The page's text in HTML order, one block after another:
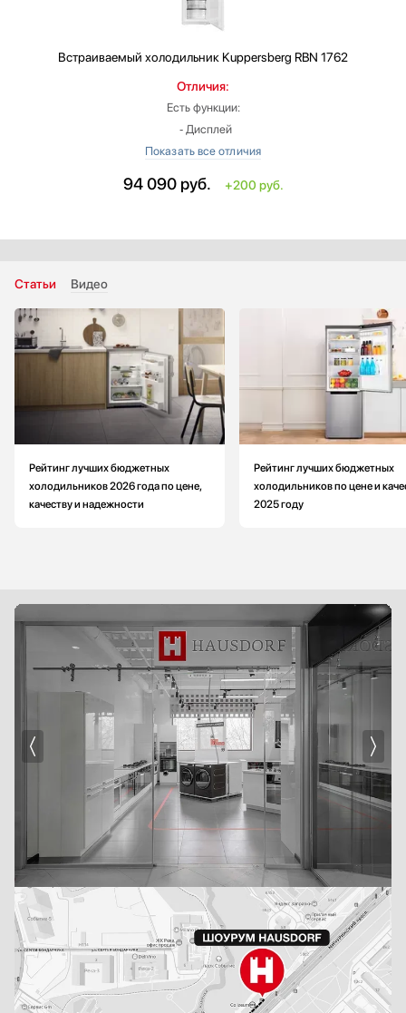
Встраиваемый холодильник Kuppersberg RBN 1762
Отличия:
Есть функции:
‐ Дисплей
‐ Лоток для приготовления кубиков льда
Высота: меньше на 1.3 см
Индикация открытой двери: звуковая
Габариты ниши для встраивания (ВхШхГ): 178х56.4х55 см
94 090 руб. +200 руб.
Статьи Видео
Рейтинг лучших бюджетных
холодильников 2026 года по цене,
качеству и надежности
Рейтинг лучших бюджетных
холодильников по цене и
2025 году